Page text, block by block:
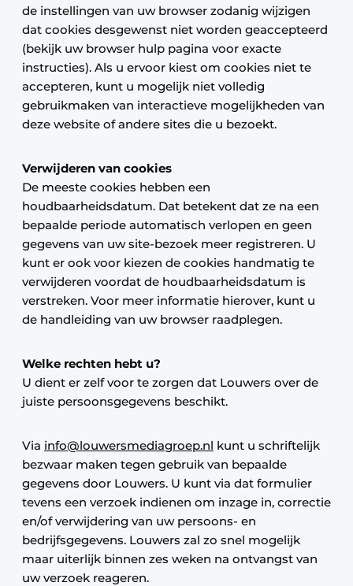
de instellingen van uw browser zodanig wijzigen
dat cookies desgewenst niet worden geaccepteerd
(bekijk uw browser hulp pagina voor exacte
instructies). Als u ervoor kiest om cookies niet te
accepteren, kunt u mogelijk niet volledig
gebruikmaken van interactieve mogelijkheden van
deze website of andere sites die u bezoekt.
Verwijderen van cookies
De meeste cookies hebben een
houdbaarheidsdatum. Dat betekent dat ze na een
bepaalde periode automatisch verlopen en geen
gegevens van uw site-bezoek meer registreren. U
kunt er ook voor kiezen de cookies handmatig te
verwijderen voordat de houdbaarheidsdatum is
verstreken. Voor meer informatie hierover, kunt u
de handleiding van uw browser raadplegen.
Welke rechten hebt u?
U dient er zelf voor te zorgen dat Louwers over de
juiste persoonsgegevens beschikt.
Via info@louwersmediagroep.nl kunt u schriftelijk
bezwaar maken tegen gebruik van bepaalde
gegevens door Louwers. U kunt via dat formulier
tevens een verzoek indienen om inzage in, correctie
en/of verwijdering van uw persoons- en
bedrijfsgegevens. Louwers zal zo snel mogelijk
maar uiterlijk binnen zes weken na ontvangst van
uw verzoek reageren.